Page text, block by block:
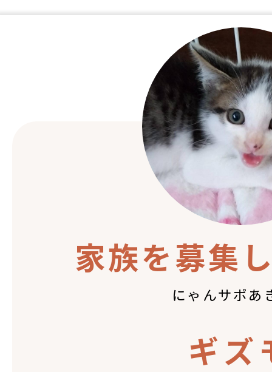
家族を募集
にゃんサポあ
ギズ